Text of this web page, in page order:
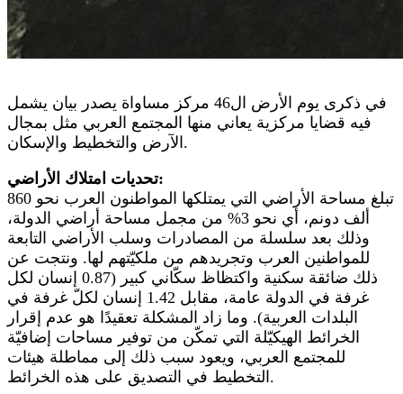
في ذكرى يوم الأرض ال46 مركز مساواة يصدر بيان يشمل
فيه قضايا مركزية يعاني منها المجتمع العربي مثل بمجال
الآرض والتخطيط والإسكان.
تحديات امتلاك الأراضي:
تبلغ مساحة الأراضي التي يمتلكها المواطنون العرب نحو 860
ألف دونم، أي نحو 3% من مجمل مساحة أراضي الدولة،
وذلك بعد سلسلة من المصادرات وسلب الأراضي التابعة
للمواطنين العرب وتجريدهم من ملكيّتهم لها. ونتجت عن
ذلك ضائقة سكنية واكتظاظ سكّاني كبير (0.87 إنسان لكل
غرفة في الدولة عامة، مقابل 1.42 إنسان لكلّ غرفة في
البلدات العربية). وما زاد المشكلة تعقيدًا هو عدم إقرار
الخرائط الهيكيّلة التي تمكّن من توفير مساحات إضافيّة
للمجتمع العربي، ويعود سبب ذلك إلى مماطلة هيئات
التخطيط في التصديق على هذه الخرائط.